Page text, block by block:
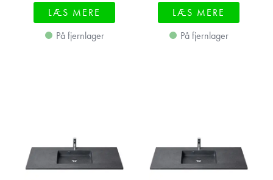
LÆS MERE
På fjernlager
LÆS MERE
På fjernlager